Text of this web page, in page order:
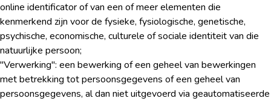
online identificator of van een of meer elementen die
kenmerkend zijn voor de fysieke, fysiologische, genetische,
psychische, economische, culturele of sociale identiteit van die
natuurlijke persoon;
"Verwerking": een bewerking of een geheel van bewerkingen
met betrekking tot persoonsgegevens of een geheel van
persoonsgegevens, al dan niet uitgevoerd via geautomatiseerde